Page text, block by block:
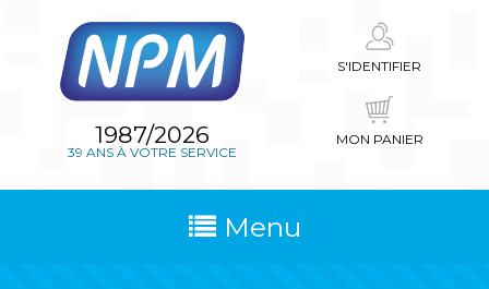
1987/2026
39 ANS À VOTRE SERVICE
S'IDENTIFIER
MON PANIER
Menu